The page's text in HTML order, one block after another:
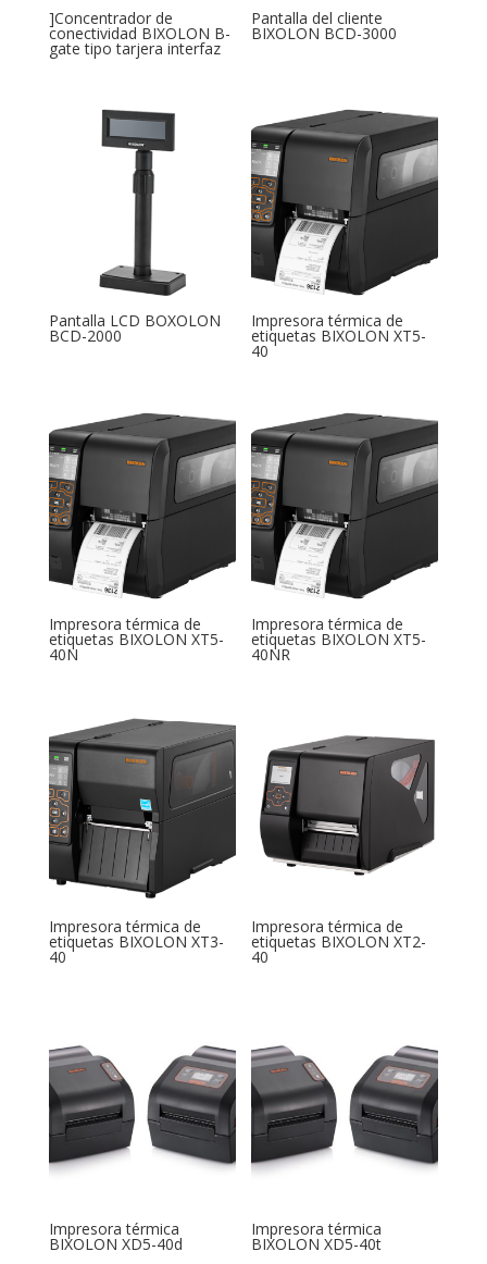
]Concentrador de
conectividad BIXOLON B-
gate tipo tarjera interfaz
Pantalla del cliente
BIXOLON BCD-3000
Pantalla LCD BOXOLON
BCD-2000
Impresora térmica de
etiquetas BIXOLON XT5-
40
Impresora térmica de
etiquetas BIXOLON XT5-
40N
Impresora térmica de
etiquetas BIXOLON XT5-
40NR
Impresora térmica de
etiquetas BIXOLON XT3-
40
Impresora térmica de
etiquetas BIXOLON XT2-
40
Impresora térmica
BIXOLON XD5-40d
Impresora térmica
BIXOLON XD5-40t